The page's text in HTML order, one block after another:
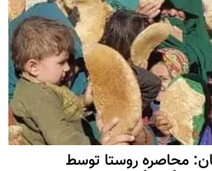
محاصره روستا توسط